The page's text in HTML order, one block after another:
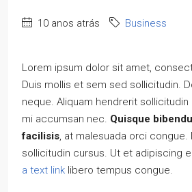
10 anos atrás Business
Lorem ipsum dolor sit amet,
Duis mollis et sem sed sollicitudin.
neque. Aliquam hendrerit sollicitudin
mi accumsan nec. Quisque
facilisis, at malesuada orci congue.
sollicitudin cursus. Ut et adipiscing
a text link libero tempus congue.